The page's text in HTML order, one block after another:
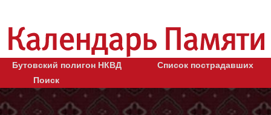
Бутовский полигон НКВД
Список пострадавших
Поиск